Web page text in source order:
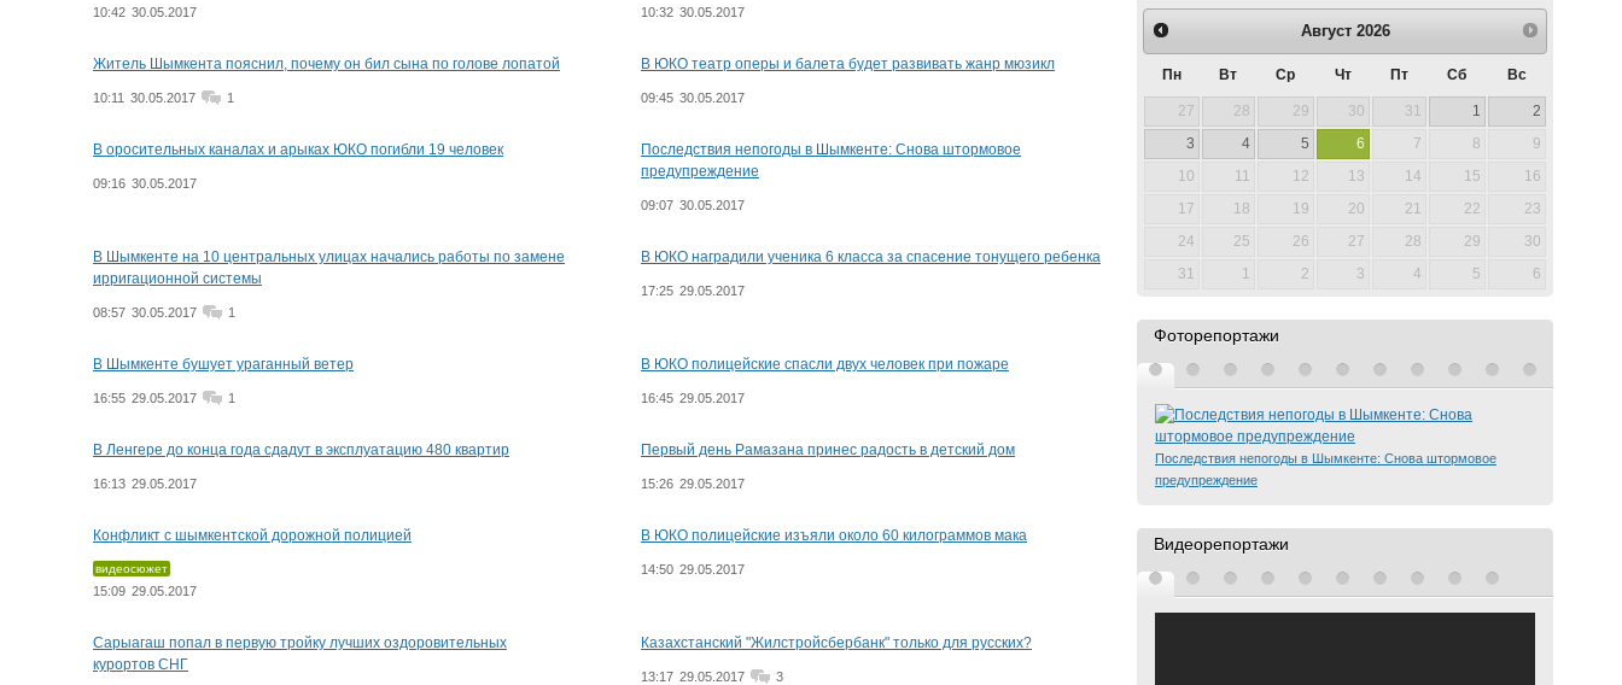
10:42 30.05.2017 10:32 30.05.2017
Житель Шымкента пояснил, почему он бил сына по голове лопатой
10:11 30.05.2017 1
В ЮКО театр оперы и балета будет развивать жанр мюзикл
09:45 30.05.2017
В оросительных каналах и арыках ЮКО погибли 19 человек
09:16 30.05.2017
Последствия непогоды в Шымкенте: Снова штормовое
предупреждение
09:07 30.05.2017
В Шымкенте на 10 центральных улицах начались работы по замене
ирригационной системы
08:57 30.05.2017 1
В ЮКО наградили ученика 6 класса за спасение тонущего ребенка
17:25 29.05.2017
В Шымкенте бушует ураганный ветер
16:55 29.05.2017 1
В ЮКО полицейские спасли двух человек при пожаре
16:45 29.05.2017
В Ленгере до конца года сдадут в эксплуатацию 480 квартир
16:13 29.05.2017
Первый день Рамазана принес радость в детский дом
15:26 29.05.2017
Конфликт с шымкентской дорожной полицией
видеосюжет
15:09 29.05.2017
В ЮКО полицейские изъяли около 60 килограммов мака
14:50 29.05.2017
Сарыагаш попал в первую тройку лучших оздоровительных
курортов СНГ
Казахстанский "Жилстройсбербанк" только для русских?
13:17 29.05.2017 3
Август 2026
Пн Вт Ср Чт Пт Сб Вс
27 28 29 30 31 1
2
3
4 5 6 7 8
9
10
11 12 13 14 15
16
17
18 19 20 21 22
23
24
25 26 27 28 29
30
31
1 2 3 4 5 6
Фоторепортажи
Последствия непогоды в Шымкенте: Снова штормовое
предупреждение
Видеорепортажи